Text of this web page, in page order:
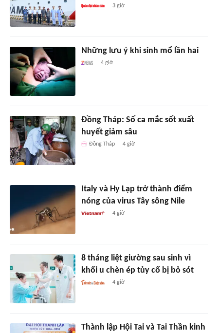
3 giờ
Những lưu ý khi sinh mổ lần hai
4 giờ
Đồng Tháp: Số ca mắc sốt xuất
huyết giảm sâu
Đồng Tháp 4 giờ
Italy và Hy Lạp trở thành điểm
nóng của virus Tây sông Nile
4 giờ
8 tháng liệt giường sau sinh vì
khối u chèn ép tủy cổ bị bỏ sót
4 giờ
Thành lập Hội Tai và Tai Thần kinh